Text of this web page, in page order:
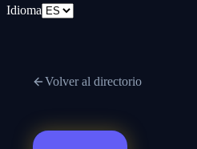
Idioma
Volver al directorio